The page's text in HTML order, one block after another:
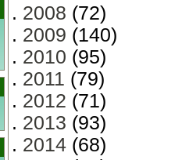
. 2008 (72)
. 2009 (140)
. 2010 (95)
. 2011 (79)
. 2012 (71)
. 2013 (93)
. 2014 (68)